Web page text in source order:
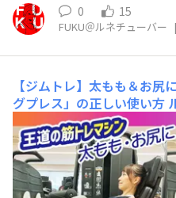
0 15
FUKU＠ルネチューバー |
【ジムトレ】太もも＆お尻
グプレス」の正しい使い方
ルネサンス公式YouTube
を更新しました(^^)/ 今
＆お尻に効かせる！王道マ
使い方 という内容で